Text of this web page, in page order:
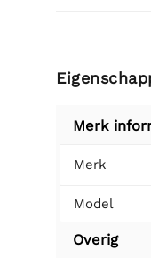
Merk
Merk
Model
Overig